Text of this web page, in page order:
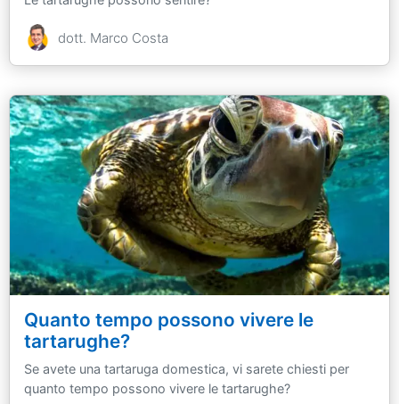
dott. Marco Costa
Quanto tempo possono vivere le
tartarughe?
Se avete una tartaruga domestica, vi sarete chiesti per
quanto tempo possono vivere le tartarughe?